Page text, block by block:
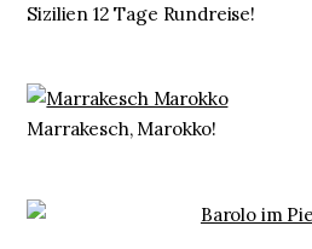
Sizilien 12 Tage Rundreise!
Marrakesch, Marokko!